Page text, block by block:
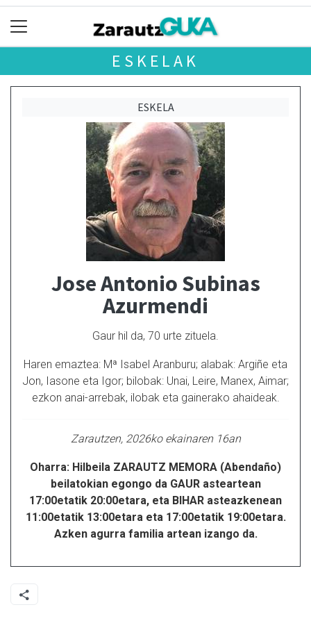
ESKELAK
ESKELA
Jose Antonio Subinas
Azurmendi
Gaur hil da, 70 urte zituela.
Haren emaztea: Mª Isabel Aranburu; alabak: Argiñe eta
Jon, Iasone eta Igor; bilobak: Unai, Leire, Manex, Aimar;
ezkon anai-arrebak, ilobak eta gainerako ahaideak.
Zarautzen, 2026ko ekainaren 16an
Oharra: Hilbeila ZARAUTZ MEMORA (Abendaño)
beilatokian egongo da GAUR asteartean
17:00etatik 20:00etara, eta BIHAR asteazkenean
11:00etatik 13:00etara eta 17:00etatik 19:00etara.
Azken agurra familia artean izango da.